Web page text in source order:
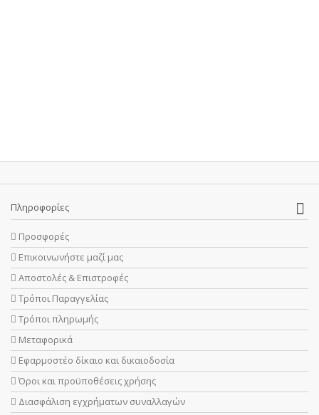
Πληροφορίες
Προσφορές
Επικοινωνήστε μαζί μας
Αποστολές & Επιστροφές
Τρόποι Παραγγελίας
Τρόποι πληρωμής
Μεταφορικά
Εφαρμοστέο δίκαιο και δικαιοδοσία
Όροι και προϋποθέσεις χρήσης
Διασφάλιση εγχρήματων συναλλαγών